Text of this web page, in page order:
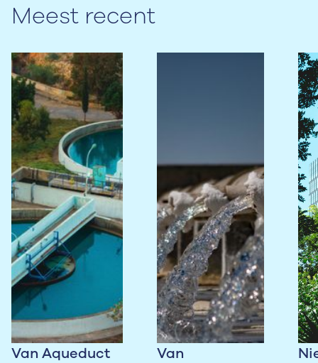
Meest recent
Van Aqueduct Van